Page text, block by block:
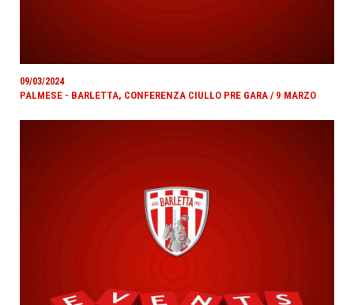
09/03/2024
PALMESE - BARLETTA, CONFERENZA CIULLO PRE GARA / 9 MARZO